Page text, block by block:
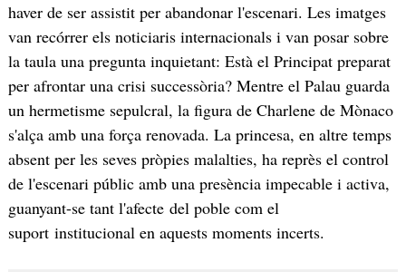
haver de ser assistit per abandonar l'escenari. Les imatges
van recórrer els noticiaris internacionals i van posar sobre
la taula una pregunta inquietant: Està el Principat preparat
per afrontar una crisi successòria? Mentre el Palau guarda
un hermetisme sepulcral, la figura de Charlene de Mònaco
s'alça amb una força renovada. La princesa, en altre temps
absent per les seves pròpies malalties, ha reprès el control
de l'escenari públic amb una presència impecable i activa,
guanyant-se tant l'afecte del poble com el
suport institucional en aquests moments incerts.